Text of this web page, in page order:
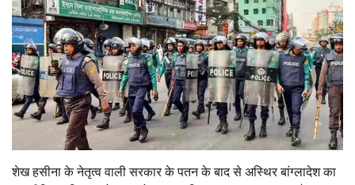
शेख हसीना के नेतृत्व वाली सरकार के पतन के बाद से अस्थिर बांग्लादेश का